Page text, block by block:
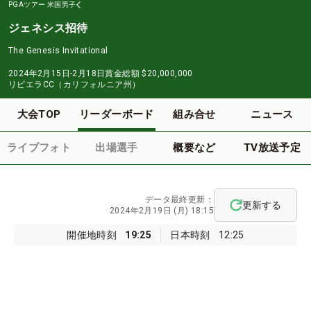
PGAツアー 米国男子
ジェネシス招待
The Genesis Invitational
2024年2月15日-2月18日賞金総額 $20,000,000
リビエラCC（カリフォルニア州）
大会TOP リーダーボード 組み合せ ニュース
ライブフォト 出場選手 概要など TV放送予定
開催地時刻 19:25 日本時刻 12:25
データ最終更新：
2024年2月19日 (月) 18:15
更新する